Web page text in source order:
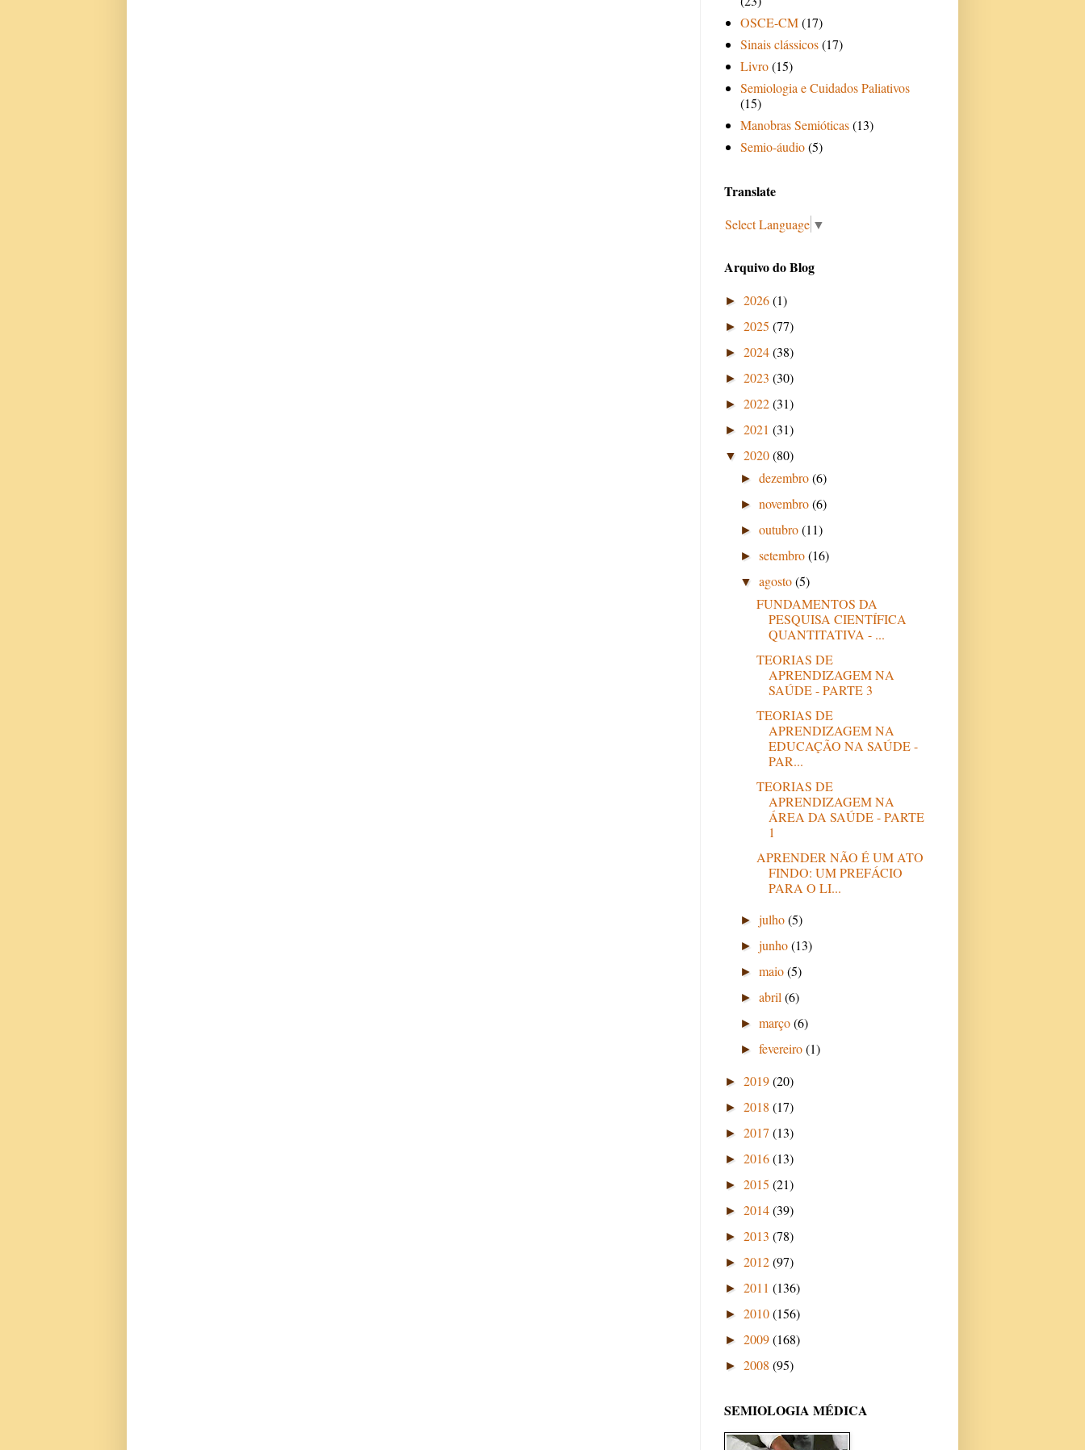
OSCE-CM(17)
Sinais clássicos(17)
Livro(15)
Semiologia e Cuidados Paliativos
(15)
Manobras Semióticas(13)
Semio-áudio(5)
Translate
Select Language ▼
Arquivo do Blog
► 2026(1)
► 2025 (77)
► 2024(38)
► 2023 (30)
► 2022(31)
► 2021 (31)
▼ 2020(80)
►dezembro(6)
►novembro(6)
►outubro(11)
►setembro(16)
▼agosto(5)
FUNDAMENTOS DA
PESQUISA CIENTÍFICA
QUANTITATIVA - ...
TEORIAS DE
APRENDIZAGEM NA
SAÚDE - PARTE 3
TEORIAS DE
APRENDIZAGEM NA
EDUCAÇÃO NA SAÚDE -
PAR...
TEORIAS DE
APRENDIZAGEM NA
ÁREA DA SAÚDE - PARTE
1
APRENDER NÃO É UM ATO
FINDO: UM PREFÁCIO
PARA O LI...
►julho(5)
►junho(13)
►maio(5)
►abril(6)
►março(6)
►fevereiro(1)
► 2019(20)
► 2018 (17)
► 2017 (13)
► 2016(13)
► 2015 (21)
► 2014(39)
► 2013 (78)
► 2012(97)
► 2011 (136)
► 2010(156)
► 2009(168)
► 2008 (95)
SEMIOLOGIA MÉDICA